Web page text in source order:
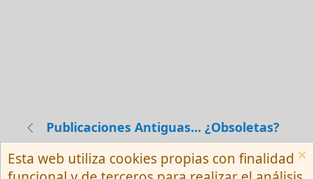
Publicaciones Antiguas... ¿Obsoletas?
Español (Neutro) Tu
Esta web utiliza cookies propias con finalidad